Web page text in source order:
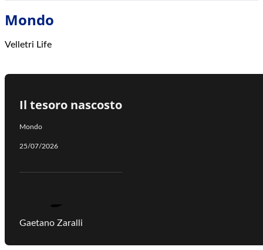
Mondo
Velletri Life
Il tesoro nascosto
Mondo
25/07/2026
Gaetano Zaralli